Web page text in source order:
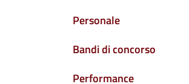
Personale
Bandi di concorso
Performance